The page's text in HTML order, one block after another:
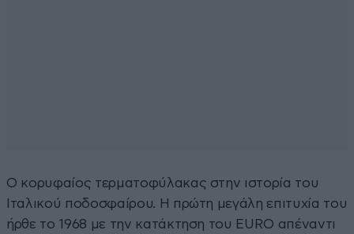
Ο κορυφαίος τερματοφύλακας στην ιστορία του
Ιταλικού ποδοσφαίρου. Η πρώτη μεγάλη επιτυχία του
ήρθε το 1968 με την κατάκτηση του EURO απέναντι